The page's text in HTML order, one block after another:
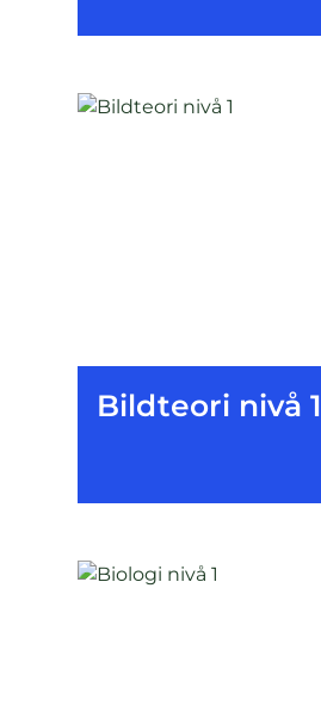
Bildteori nivå 1